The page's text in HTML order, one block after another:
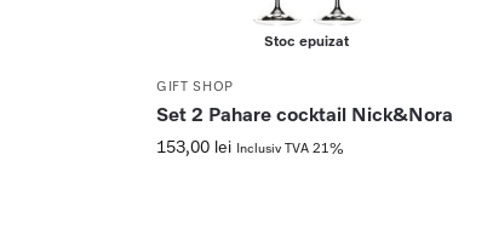
Stoc epuizat
GIFT SHOP
Set 2 Pahare cocktail Nick&Nora
153,00 lei Inclusiv TVA 21%